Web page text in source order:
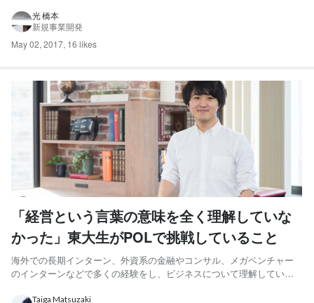
橋... 光 橋本
新規事業開発
May 02, 2017, 16 likes
「経営という言葉の意味を全く理解していな
かった」東大生がPOLで挑戦していること
海外での長期インターン、外資系の金融やコンサル、メガベンチャー
のインターンなどで多くの経験をし、ビジネスについて理解している
POL...Taiga Matsuzaki